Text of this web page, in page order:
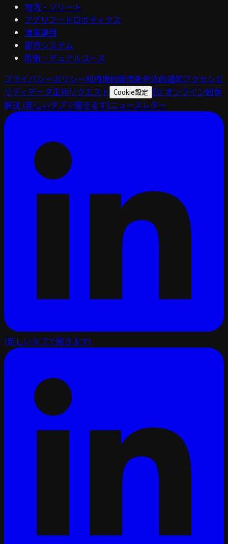
物流・フリート
アグリフードロボティクス
海事運用
都市システム
防衛・デュアルユース
プライバシーポリシー利用規約販売条件法的通知アクセシビ
リティデータ主体リクエスト Cookie設定 EU オンライン紛争
解決 (新しいタブで開きます)ニュースレター
(新しいタブで開きます)